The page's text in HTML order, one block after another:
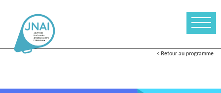
< Retour au programme